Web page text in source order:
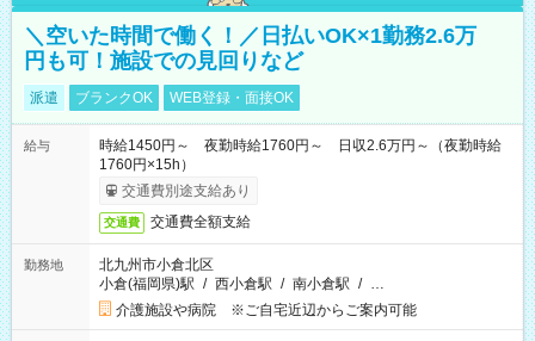
＼空いた時間で働く！／日払いOK×1勤務2.6万
円も可！施設での見回りなど
派遣 ブランクOK WEB登録・面接OK
給与
時給1450円～ 夜勤時給1760円～ 日収2.6万円～（夜勤時給
1760円×15h）
交通費別途支給あり
交通費 交通費全額支給
勤務地
北九州市小倉北区
小倉(福岡県)駅 / 西小倉駅 / 南小倉駅 / …
介護施設や病院 ※ご自宅近辺からご案内可能